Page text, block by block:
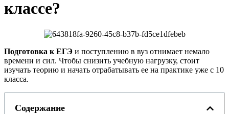
классе?
Подготовка к ЕГЭ и поступлению в вуз отнимает немало
времени и сил. Чтобы снизить учебную нагрузку, стоит
изучать теорию и начать отрабатывать ее на практике уже с 10
класса.
Содержание